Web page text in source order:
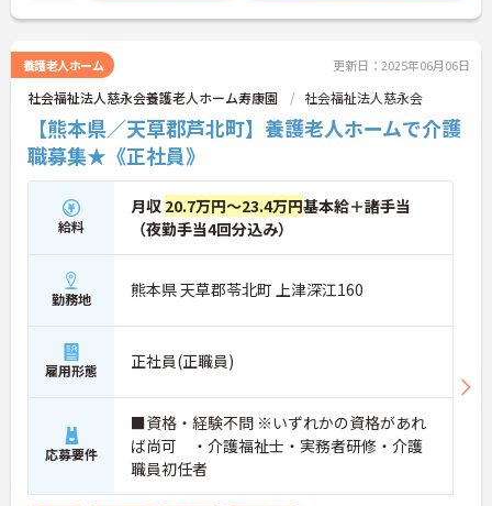
養護老人ホーム 更新日：2025年06月06日
社会福祉法人慈永会養護老人ホーム寿康園 社会福祉法人慈永会
【熊本県／天草郡芦北町】養護老人ホームで介護
職募集★《正社員》
給料
月収 20.7万円～23.4万円基本給＋諸手当
（夜勤手当4回分込み）
勤務地 熊本県 天草郡苓北町 上津深江160
雇用形態 正社員(正職員)
応募要件
■資格・経験不問 ※いずれかの資格があれ
ば尚可 ・介護福祉士・実務者研修・介護
職員初任者